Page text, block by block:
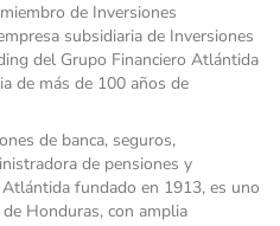
de Inversiones
subsidiaria de Inversiones
del Grupo Financiero Atlántida
de más de 100 años de
de banca, seguros,
de pensiones y
fundado en 1913, es uno
Honduras, con amplia